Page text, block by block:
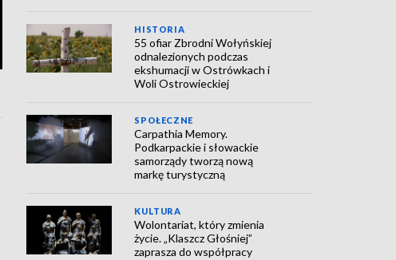
HISTORIA
55 ofiar Zbrodni Wołyńskiej
odnalezionych podczas
ekshumacji w Ostrówkach i
Woli Ostrowieckiej
SPOŁECZNE
Carpathia Memory.
Podkarpackie i słowackie
samorządy tworzą nową
markę turystyczną
KULTURA
Wolontariat, który zmienia
życie. „Klaszcz Głośniej”
zaprasza do współpracy